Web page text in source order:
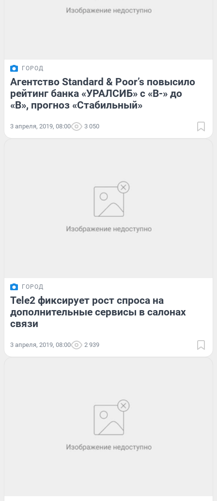
ГОРОД
Агентство Standard & Poor’s повысило
рейтинг банка «УРАЛСИБ» с «B-» до
«B», прогноз «Стабильный»
3 апреля, 2019, 08:00 3 050
ГОРОД
Tele2 фиксирует рост спроса на
дополнительные сервисы в салонах
связи
3 апреля, 2019, 08:00 2 939